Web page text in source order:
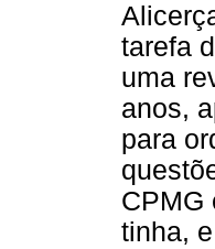
tarefa
uma
anos,
para
CPMG
tinha,